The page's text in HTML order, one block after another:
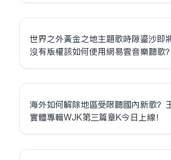
世界之外黃金之地主題歌時隙鎏沙即
沒有版權該如何使用網易雲音樂聽歌？
海外如何解除地區受限聽國內新歌？
實體專輯WJK第三篇章K今日上線！